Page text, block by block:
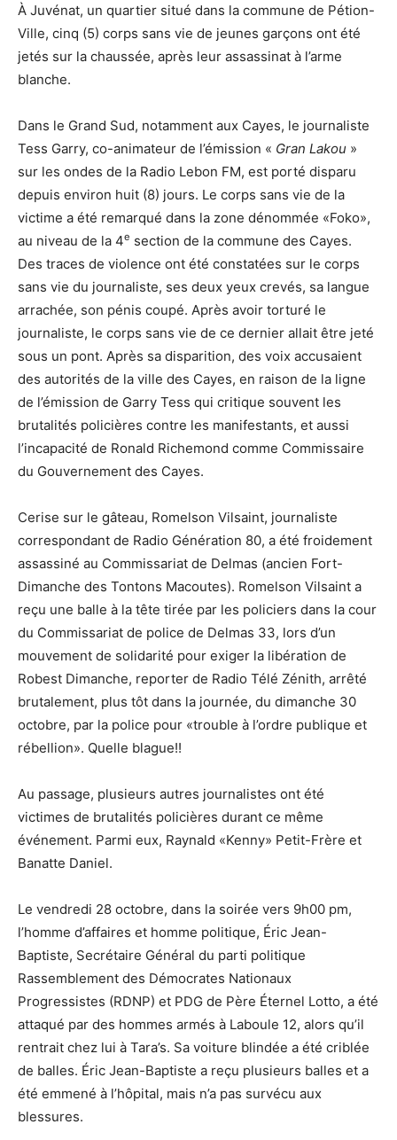
À Juvénat, un quartier situé dans la commune de Pétion-
Ville, cinq (5) corps sans vie de jeunes garçons ont été
jetés sur la chaussée, après leur assassinat à l’arme
blanche.
Dans le Grand Sud, notamment aux Cayes, le journaliste
Tess Garry, co-animateur de l’émission « Gran Lakou »
sur les ondes de la Radio Lebon FM, est porté disparu
depuis environ huit (8) jours. Le corps sans vie de la
victime a été remarqué dans la zone dénommée «Foko»,
au niveau de la 4e section de la commune des Cayes.
Des traces de violence ont été constatées sur le corps
sans vie du journaliste, ses deux yeux crevés, sa langue
arrachée, son pénis coupé. Après avoir torturé le
journaliste, le corps sans vie de ce dernier allait être jeté
sous un pont. Après sa disparition, des voix accusaient
des autorités de la ville des Cayes, en raison de la ligne
de l’émission de Garry Tess qui critique souvent les
brutalités policières contre les manifestants, et aussi
l’incapacité de Ronald Richemond comme Commissaire
du Gouvernement des Cayes.
Cerise sur le gâteau, Romelson Vilsaint, journaliste
correspondant de Radio Génération 80, a été froidement
assassiné au Commissariat de Delmas (ancien Fort-
Dimanche des Tontons Macoutes). Romelson Vilsaint a
reçu une balle à la tête tirée par les policiers dans la cour
du Commissariat de police de Delmas 33, lors d’un
mouvement de solidarité pour exiger la libération de
Robest Dimanche, reporter de Radio Télé Zénith, arrêté
brutalement, plus tôt dans la journée, du dimanche 30
octobre, par la police pour «trouble à l’ordre publique et
rébellion». Quelle blague!!
Au passage, plusieurs autres journalistes ont été
victimes de brutalités policières durant ce même
événement. Parmi eux, Raynald «Kenny» Petit-Frère et
Banatte Daniel.
Le vendredi 28 octobre, dans la soirée vers 9h00 pm,
l’homme d’affaires et homme politique, Éric Jean-
Baptiste, Secrétaire Général du parti politique
Rassemblement des Démocrates Nationaux
Progressistes (RDNP) et PDG de Père Éternel Lotto, a été
attaqué par des hommes armés à Laboule 12, alors qu’il
rentrait chez lui à Tara’s. Sa voiture blindée a été criblée
de balles. Éric Jean-Baptiste a reçu plusieurs balles et a
été emmené à l’hôpital, mais n’a pas survécu aux
blessures.